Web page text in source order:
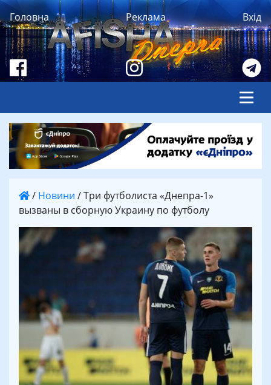
Головна Реклама Вхід
/ Новини /Три футболиста «Днепра-1»
вызваны в сборную Украину по футболу